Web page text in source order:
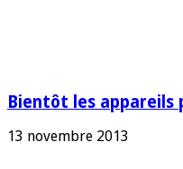
Bientôt les appareils
13 novembre 2013